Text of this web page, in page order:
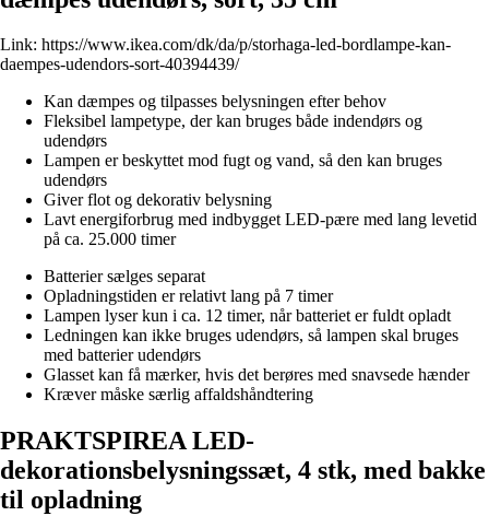
Link: https://www.ikea.com/dk/da/p/storhaga-led-bordlampe-kan-
daempes-udendors-sort-40394439/
Kan dæmpes og tilpasses belysningen efter behov
Fleksibel lampetype, der kan bruges både indendørs og
udendørs
Lampen er beskyttet mod fugt og vand, så den kan bruges
udendørs
Giver flot og dekorativ belysning
Lavt energiforbrug med indbygget LED-pære med lang levetid
på ca. 25.000 timer
Batterier sælges separat
Opladningstiden er relativt lang på 7 timer
Lampen lyser kun i ca. 12 timer, når batteriet er fuldt opladt
Ledningen kan ikke bruges udendørs, så lampen skal bruges
med batterier udendørs
Glasset kan få mærker, hvis det berøres med snavsede hænder
Kræver måske særlig affaldshåndtering
PRAKTSPIREA LED-
dekorationsbelysningssæt, 4 stk, med bakke
til opladning